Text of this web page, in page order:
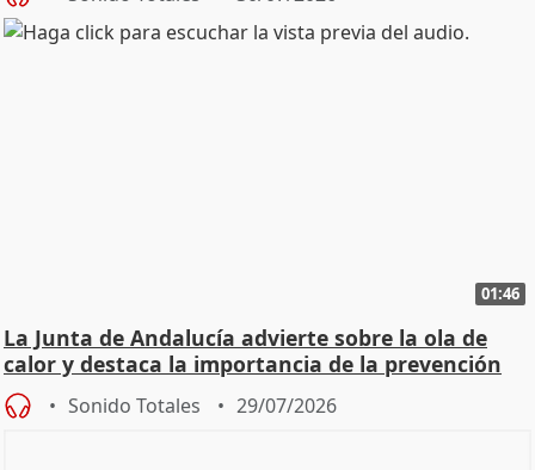
01:46
La Junta de Andalucía advierte sobre la ola de
calor y destaca la importancia de la prevención
Sonido Totales 29/07/2026